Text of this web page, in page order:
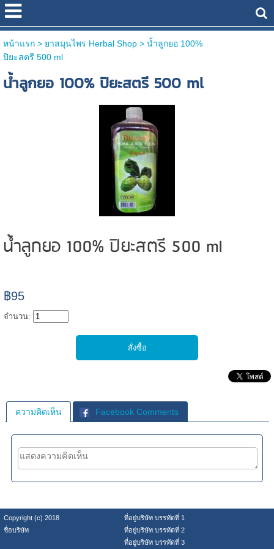
หน้าแรก> ยาสมุนไพร Herbal Shop > น้ำลูกยอ 100%
ปิยะสตรี 500 ml
น้ำลูกยอ 100% ปิยะสตรี 500 ml
น้ำลูกยอ 100% ปิยะสตรี 500 ml
฿95
จำนวน:
ความคิดเห็น Facebook Comments
Copyright (c) 2018
ที่อยู่บริษัท บรรทัดที่ 1
ชื่อบริษัท
ที่อยู่บริษัท บรรทัดที่ 2
ที่อยู่บริษัท บรรทัดที่ 3